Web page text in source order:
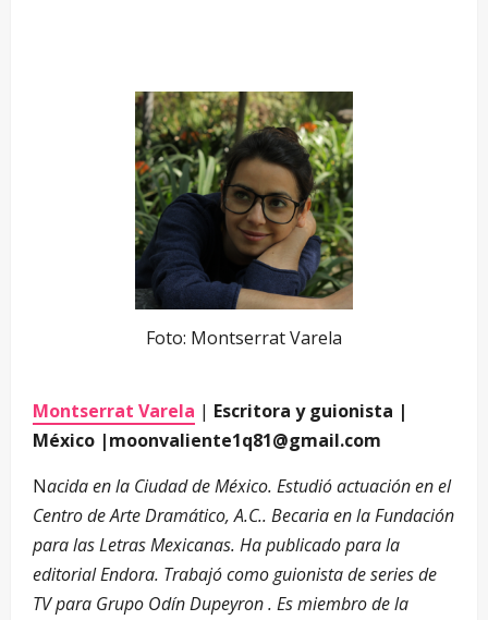
Foto: Montserrat Varela
Montserrat Varela | Escritora y guionista |
México |moonvaliente1q81@gmail.com
Nacida en la Ciudad de México. Estudió actuación en el
Centro de Arte Dramático, A.C.. Becaria en la Fundación
para las Letras Mexicanas. Ha publicado para la
editorial Endora. Trabajó como guionista de series de
TV para Grupo Odín Dupeyron . Es miembro de la